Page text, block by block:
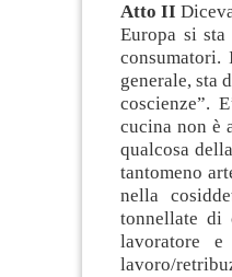
Atto II
Europa si
generale, sta
coscienze”.
cucina non è
qualcosa
tantomeno
nella
tonnellate di
lavoratore
lavoro/